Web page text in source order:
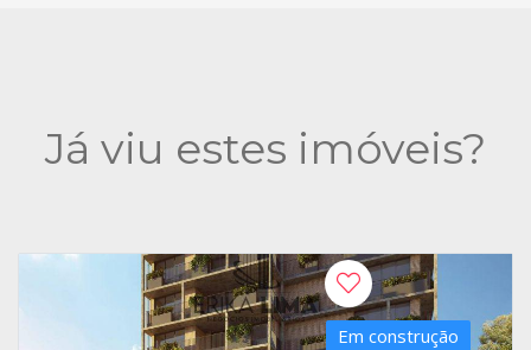
Já viu estes imóveis?
Em construção